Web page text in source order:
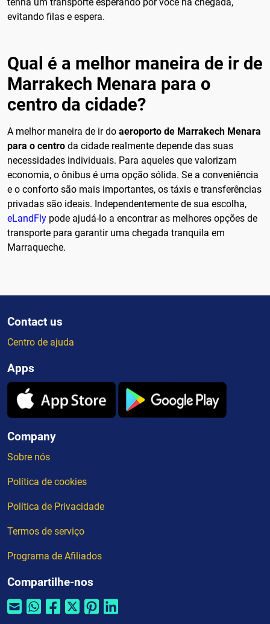
evitando filas e espera.
Qual é a melhor maneira de ir de
Marrakech Menara para o
centro da cidade?
A melhor maneira de ir do aeroporto de Marrakech Menara
para o centro da cidade realmente depende das suas
necessidades individuais. Para aqueles que valorizam
economia, o ônibus é uma opção sólida. Se a conveniência
e o conforto são mais importantes, os táxis e transferências
privadas são ideais. Independentemente de sua escolha,
eLandFly pode ajudá-lo a encontrar as melhores opções de
transporte para garantir uma chegada tranquila em
Marraqueche.
Contact us
Centro de ajuda
Apps
Company
Sobre nós
Política de cookies
Política de Privacidade
Termos de serviço
Programa de Afiliados
Compartilhe-nos